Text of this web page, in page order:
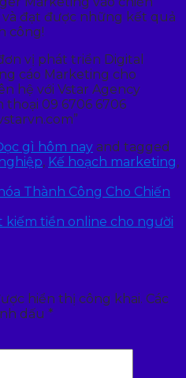
đạt được những kết quả
công!
vị phát triển Digital
cáo Marketing cho
hệ với Vstar Agency
thoại 09 6706 6706
gì hôm nay and tagged
, Kế hoạch marketing,
Thành Công Cho Chiến
tiền online cho người
hiển thị công khai. Các
dấu *